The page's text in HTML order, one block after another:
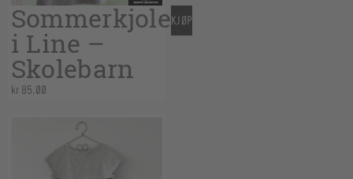
Sommerkjole
i Line –
Skolebarn
kr85,00
KJØP